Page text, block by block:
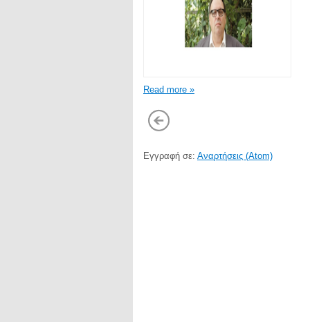
Read more »
Εγγραφή σε: Αναρτήσεις (Atom)